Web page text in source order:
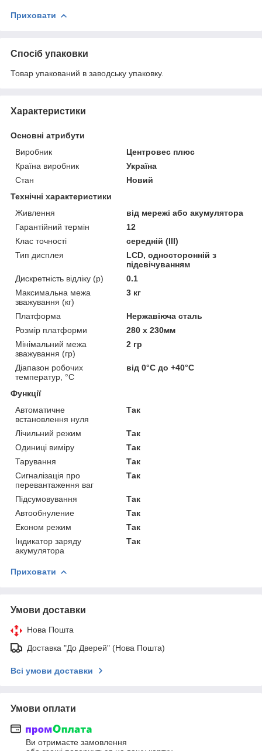
Приховати
Спосіб упаковки
Товар упакований в заводську упаковку.
Характеристики
Основні атрибути
Виробник
Центровес плюс
Країна виробник
Україна
Стан
Новий
Технічні характеристики
Живлення
від мережі або акумулятора
Гарантійний термін
12
Клас точності
середній (III)
Тип дисплея
LCD, односторонній з
підсвічуванням
Дискретність відліку (р)
0.1
Максимальна межа
зважування (кг)
3 кг
Платформа
Нержавіюча сталь
Розмір платформи
280 x 230мм
Мінімальний межа
зважування (гр)
2 гр
Діапазон робочих
температур, °C
від 0°С до +40°С
Функції
Автоматичне
встановлення нуля
Так
Лічильний режим
Так
Одиниці виміру
Так
Тарування
Так
Сигналізація про
перевантаження ваг
Так
Підсумовування
Так
Автообнуление
Так
Економ режим
Так
Індикатор заряду
акумулятора
Так
Приховати
Умови доставки
Нова Пошта
Доставка "До Дверей" (Нова Пошта)
Всі умови доставки
Умови оплати
Ви отримаєте замовлення